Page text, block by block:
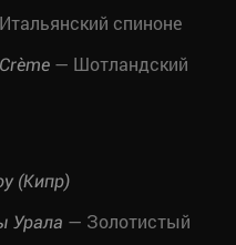
спиноне
— Шотландский
(Кипр)
Урала — Золотистый